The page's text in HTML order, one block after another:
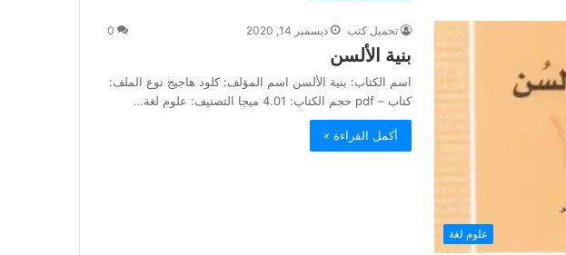
علوم لغة
تحميل كتب ديسمبر 14, 2020 0
بنية الألسن
اسم الكتاب: بنية الألسن اسم المؤلف: كلود هاجيج نوع الملف:
كتاب – pdf حجم الكتاب: 4.01 ميجا التصنيف: علوم لغة…
أكمل القراءة »